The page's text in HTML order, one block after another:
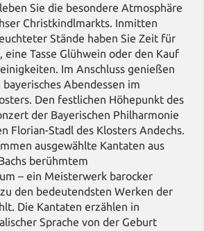
Sie die besondere Atmosphäre
Christkindlmarkts. Inmitten
Stände haben Sie Zeit für
eine Tasse Glühwein oder den Kauf
Im Anschluss genießen
Abendessen im
Den festlichen Höhepunkt des
der Bayerischen Philharmonie
Florian-Stadl des Klosters Andechs.
ausgewählte Kantaten aus
berühmtem
– ein Meisterwerk barocker
den bedeutendsten Werken der
Die Kantaten erzählen in
Sprache von der Geburt